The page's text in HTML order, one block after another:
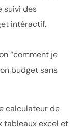
suivi des
intéractif.
“comment je
budget sans
calculateur de
tableaux excel et